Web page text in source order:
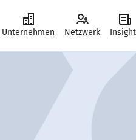
Unternehmen Netzwerk